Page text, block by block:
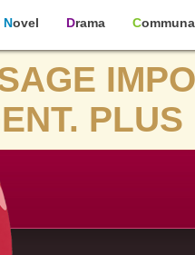
Novel Drama